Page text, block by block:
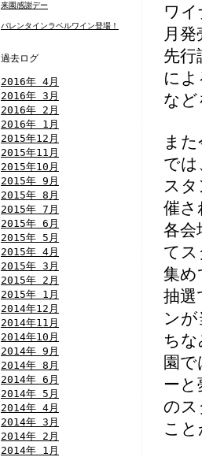
来園感謝デー
バレンタインラベルワイン登場！
過去ログ
2016年 4月
2016年 3月
2016年 2月
2016年 1月
2015年12月
2015年11月
2015年10月
2015年 9月
2015年 8月
2015年 7月
2015年 6月
2015年 5月
2015年 4月
2015年 3月
2015年 2月
2015年 1月
2014年12月
2014年11月
2014年10月
2014年 9月
2014年 8月
2014年 6月
2014年 5月
2014年 4月
2014年 3月
2014年 2月
2014年 1月
ワ
月
先行
に
な
ま
では
ス
催さ
各会
てス
集め
抽選
ン
ち
園
ーと
のス
こ